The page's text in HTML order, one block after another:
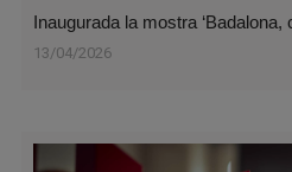
Inaugurada la mostra ‘Badalona,
13/04/2026